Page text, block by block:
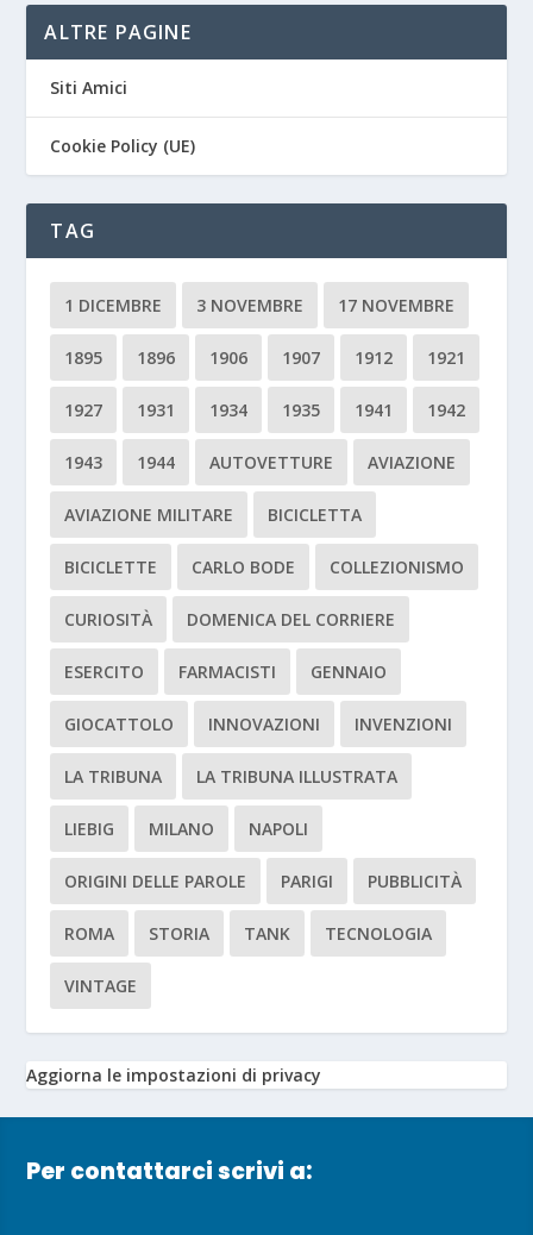
ALTRE PAGINE
Siti Amici
Cookie Policy (UE)
TAG
1 DICEMBRE 3 NOVEMBRE 17 NOVEMBRE
1895 1896 1906 1907 1912 1921
1927 1931 1934 1935 1941 1942
1943 1944 AUTOVETTURE AVIAZIONE
AVIAZIONE MILITARE BICICLETTA
BICICLETTE CARLO BODE COLLEZIONISMO
CURIOSITÀ DOMENICA DEL CORRIERE
ESERCITO FARMACISTI GENNAIO
GIOCATTOLO INNOVAZIONI INVENZIONI
LA TRIBUNA LA TRIBUNA ILLUSTRATA
LIEBIG MILANO NAPOLI
ORIGINI DELLE PAROLE PARIGI PUBBLICITÀ
ROMA STORIA TANK TECNOLOGIA
VINTAGE
Aggiorna le impostazioni di privacy
Per contattarci scrivi a: